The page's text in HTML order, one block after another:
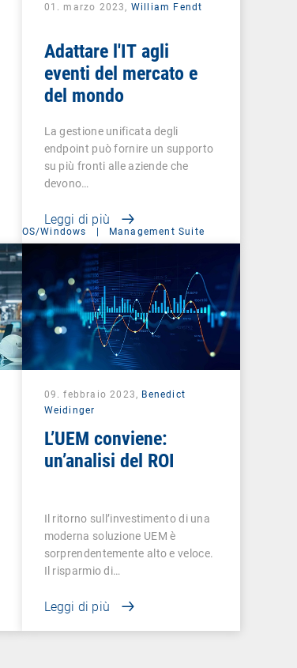
01. marzo 2023, William Fendt
Adattare l'IT agli
eventi del mercato e
del mondo
La gestione unificata degli
endpoint può fornire un supporto
su più fronti alle aziende che
devono…
Leggi di più
OS/Windows | Management Suite
09. febbraio 2023, Benedict
Weidinger
L’UEM conviene:
un’analisi del ROI
Il ritorno sull’investimento di una
moderna soluzione UEM è
sorprendentemente alto e veloce.
Il risparmio di…
Leggi di più